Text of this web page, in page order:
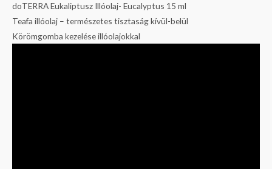
doTERRA Eukaliptusz Illóolaj- Eucalyptus 15 ml
Teafa illóolaj – természetes tisztaság kívül-belül
Körömgomba kezelése illóolajokkal